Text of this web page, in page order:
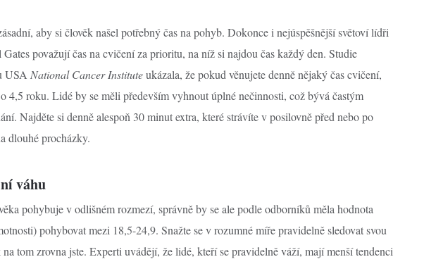
aby si člověk našel potřebný čas na pohyb. Dokonce i nejúspěšnější světoví lídři
považují čas na cvičení za prioritu, na níž si najdou čas každý den. Studie
USA National Cancer Instituteukázala, že pokud věnujete denně nějaký čas cvičení,
4,5 roku. Lidé by se měli především vyhnout úplné nečinnosti, což bývá častým
Najděte si denně alespoň 30 minut extra, které strávíte v posilovně před nebo po
dlouhé procházky.
váhu
pohybuje v odlišném rozmezí, správně by se ale podle odborníků měla hodnota
pohybovat mezi 18,5-24,9. Snažte se v rozumné míře pravidelně sledovat svou
tom zrovna jste. Experti uvádějí, že lidé, kteří se pravidelně váží, mají menší tendenci